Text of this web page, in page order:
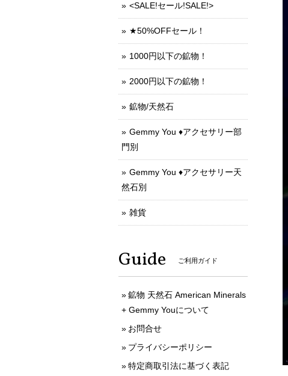
<SALE!セール!SALE!>
★50%OFFセール！
1000円以下の鉱物！
2000円以下の鉱物！
鉱物/天然石
Gemmy You ♦︎アクセサリー部
門別
Gemmy You ♦︎アクセサリー天
然石別
雑貨
Guide ご利用ガイド
鉱物 天然石 American Minerals
+ Gemmy Youについて
お問合せ
プライバシーポリシー
特定商取引法に基づく表記